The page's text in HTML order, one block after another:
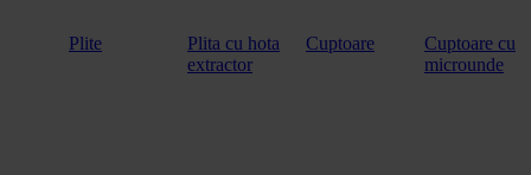
Plite
Plita cu hota
extractor
Cuptoare
Cuptoare cu
microunde